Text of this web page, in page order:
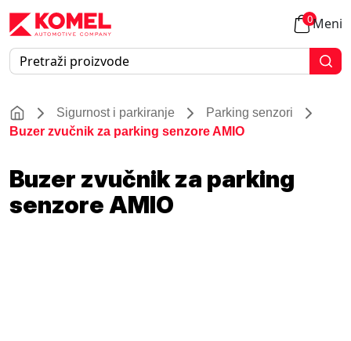
0Meni
Sigurnost i parkiranje
Parking senzori
Buzer zvučnik za parking senzore AMIO
Buzer zvučnik za parking
senzore AMIO